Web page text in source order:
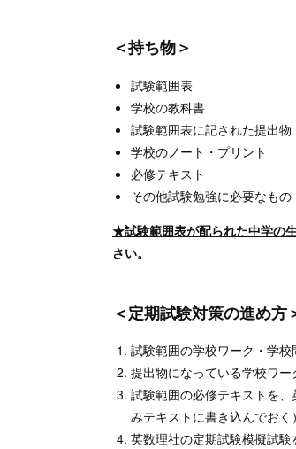
＜持ち物＞
試験範囲表
学校の教科書
試験範囲表に記された提出物
学校のノート・プリント
必修テキスト
その他試験勉強に必要なもの
★試験範囲表が配られた中学の
さい。
＜定期試験対策の進め方
試験範囲の学校ワーク・学校
提出物になっている学校ワー
試験範囲の必修テキストを
みテキストに書き込んでおく）
英数理社の定期試験模擬試